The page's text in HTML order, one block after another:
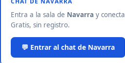
Entra a la sala de Navarra y
Gratis, sin registro.
💬 Entrar al chat de Navarra